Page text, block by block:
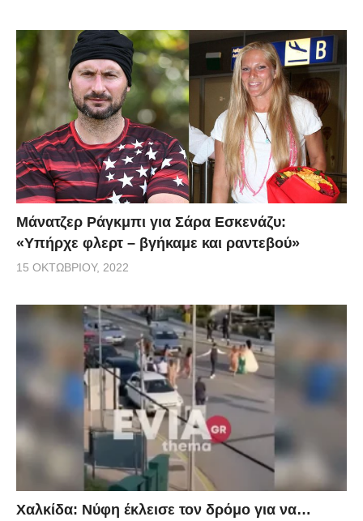
Μάνατζερ Ράγκμπι για Σάρα Εσκενάζυ:
«Υπήρχε φλερτ – βγήκαμε και ραντεβού»
15 ΟΚΤΩΒΡΊΟΥ, 2022
Χαλκίδα: Νύφη έκλεισε τον δρόμο για να…